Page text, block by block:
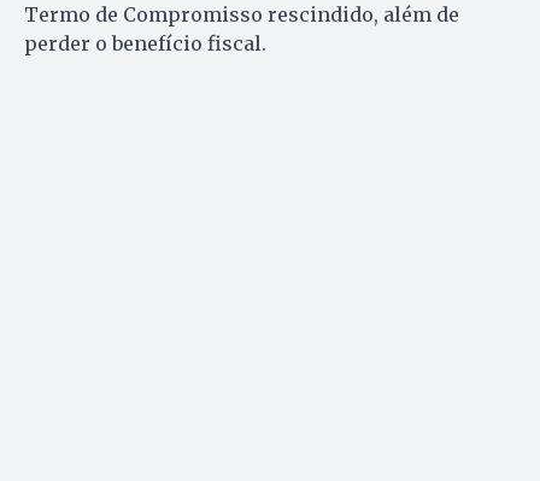
Termo de Compromisso rescindido, além de
perder o benefício fiscal.